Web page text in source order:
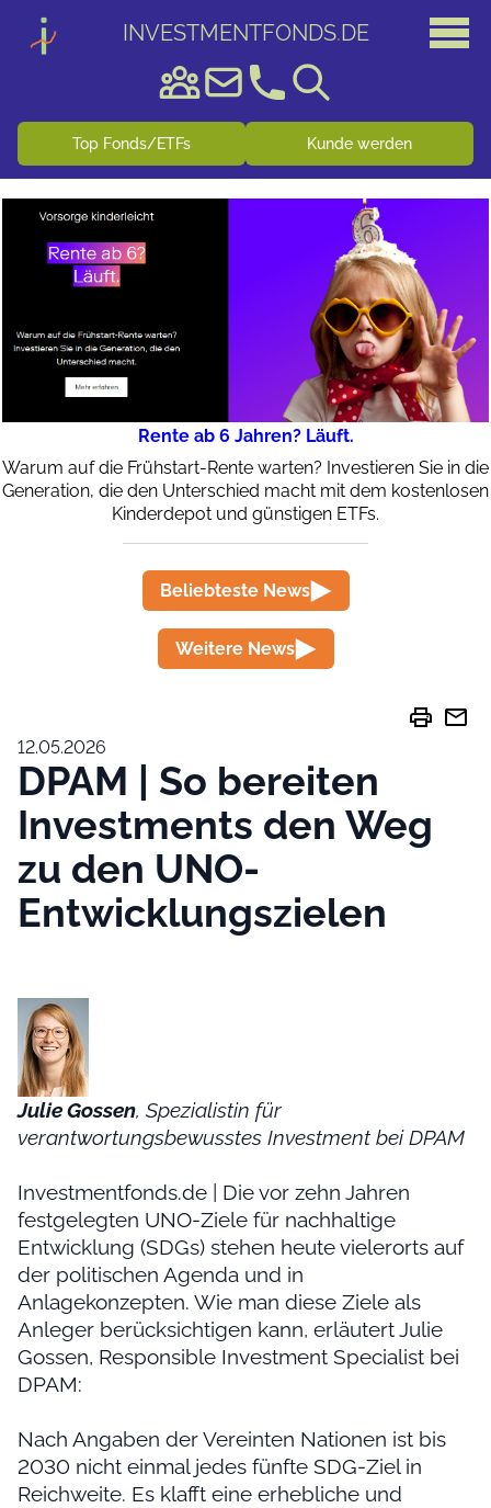
INVESTMENTFONDS.DE
Top Fonds/ETFs Kunde werden
Rente ab 6 Jahren? Läuft.
Warum auf die Frühstart-Rente warten? Investieren Sie in die
Generation, die den Unterschied macht mit dem kostenlosen
Kinderdepot und günstigen ETFs.
Beliebteste News
Weitere News
print mail
12.05.2026
DPAM | So bereiten
Investments den Weg
zu den UNO-
Entwicklungszielen
Julie Gossen, Spezialistin für
verantwortungsbewusstes Investment bei DPAM
Investmentfonds.de | Die vor zehn Jahren
festgelegten UNO-Ziele für nachhaltige
Entwicklung (SDGs) stehen heute vielerorts auf
der politischen Agenda und in
Anlagekonzepten. Wie man diese Ziele als
Anleger berücksichtigen kann, erläutert Julie
Gossen, Responsible Investment Specialist bei
DPAM:
Nach Angaben der Vereinten Nationen ist bis
2030 nicht einmal jedes fünfte SDG-Ziel in
Reichweite. Es klafft eine erhebliche und